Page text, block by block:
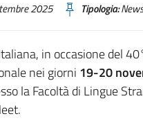
2025 Tipologia:News
in occasione del
nei giorni 19-20
la Facoltà di Lingue